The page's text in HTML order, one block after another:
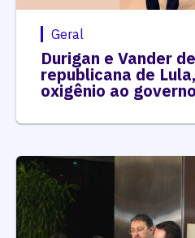
Geral
Durigan e Vander
republicana de
oxigênio ao